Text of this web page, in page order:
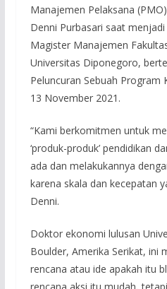
Manajemen Pelaksana
Denni Purbasari saat
Magister Manajemen
Universitas Diponegoro,
Peluncuran Sebuah Program
13 November 2021.
“Kami berkomitmen untuk
‘produk-produk’ pendidikan
ada dan melakukannya
karena skala dan kecepatan
Denni.
Doktor ekonomi lulusan
Boulder, Amerika Serikat, ini
rencana atau ide apakah itu